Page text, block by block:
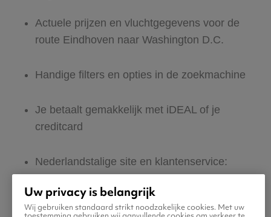
Actuele prijzen en vluchtgegevens voor de
route Eindhoven naar Washington D.C.
Handige filters en opties in de zoekmachine
Je betaalt gemakkelijk met iDEAL of je
creditcard
Nederlandstalige site en klantenservice:
365 dagen per jaar bereikbaar
Zeker van veilig boeken en betalen
Uw privacy is belangrijk
Wij gebruiken standaard strikt noodzakelijke cookies. Met uw